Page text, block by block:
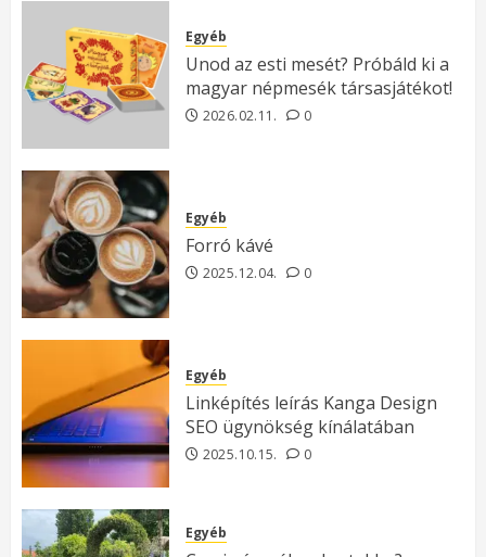
Egyéb
Unod az esti mesét? Próbáld ki a
magyar népmesék társasjátékot!
2026.02.11. 0
Egyéb
Forró kávé
2025.12.04. 0
Egyéb
Linképítés leírás Kanga Design
SEO ügynökség kínálatában
2025.10.15. 0
Egyéb